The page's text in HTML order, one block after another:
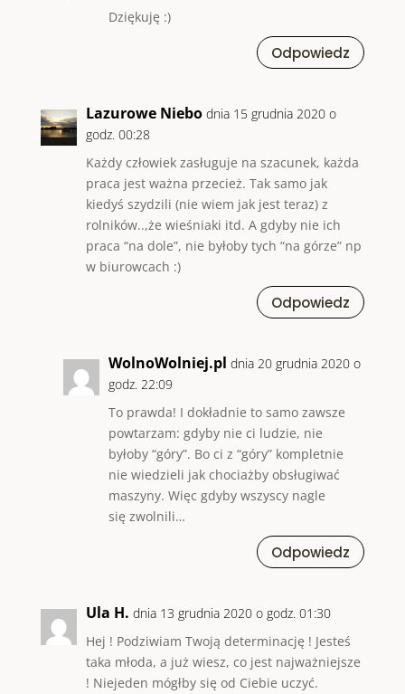
Dziękuję :)
Odpowiedz
Lazurowe Niebo dnia 15 grudnia 2020 o
godz. 00:28
Każdy człowiek zasługuje na szacunek, każda
praca jest ważna przecież. Tak samo jak
kiedyś szydzili (nie wiem jak jest teraz) z
rolników..,że wieśniaki itd. A gdyby nie ich
praca “na dole”, nie byłoby tych “na górze” np
w biurowcach :)
Odpowiedz
WolnoWolniej.pl dnia 20 grudnia 2020 o
godz. 22:09
To prawda! I dokładnie to samo zawsze
powtarzam: gdyby nie ci ludzie, nie
byłoby “góry”. Bo ci z “góry” kompletnie
nie wiedzieli jak chociażby obsługiwać
maszyny. Więc gdyby wszyscy nagle
się zwolnili…
Odpowiedz
Ula H. dnia 13 grudnia 2020 o godz. 01:30
Hej ! Podziwiam Twoją determinację ! Jesteś
taka młoda, a już wiesz, co jest najważniejsze
! Niejeden mógłby się od Ciebie uczyć.